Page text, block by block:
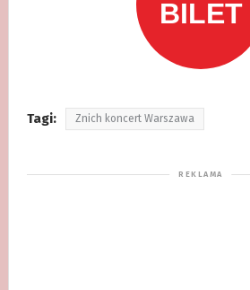
Tagi: Znich koncert Warszawa